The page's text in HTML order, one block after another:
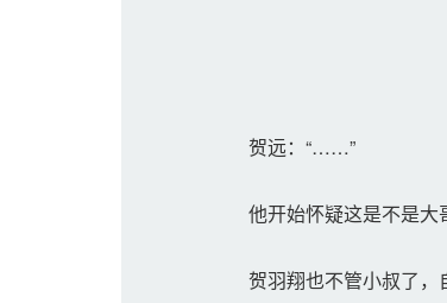
贺远：“……”
他开始怀疑这是不是大
贺羽翔也不管小叔了，